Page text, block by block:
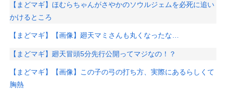
【まどマギ】ほむらちゃんがさやかのソウルジェムを必死に追い
かけるところ
【まどマギ】【画像】廻天マミさんも丸くなったな…
【まどマギ】廻天冒頭5分先行公開ってマジなの！？
【まどマギ】【画像】この子の弓の打ち方、実際にあるらしくて
胸熱